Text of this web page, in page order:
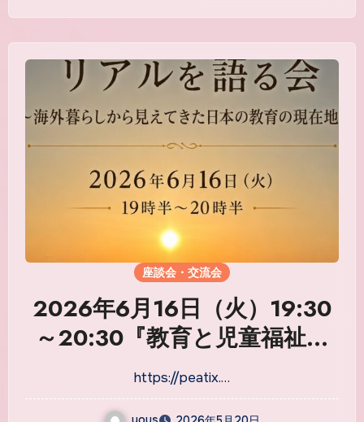
座談会・交流会
2026年6月16日（火）19:30
～20:30『教育と児童福祉の
リアルを語る会 〜海外暮らし
から見えてきた日本の教育の
https://peatix.…